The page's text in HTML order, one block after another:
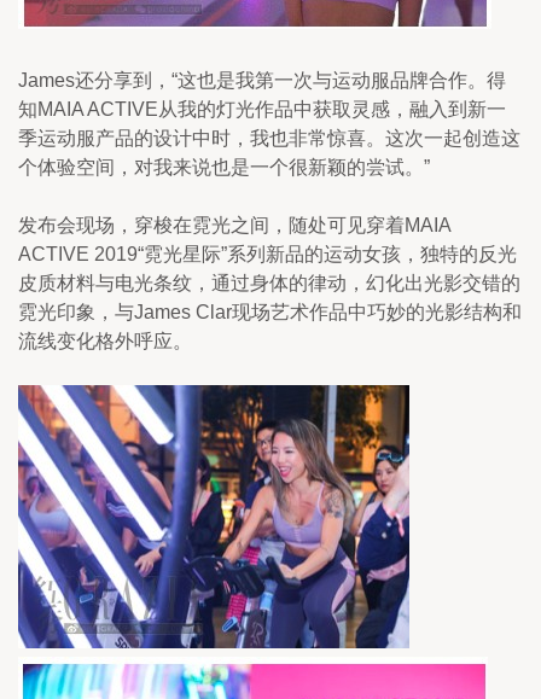
James还分享到，“这也是我第一次与运动服品牌合作。得
知MAIA ACTIVE从我的灯光作品中获取灵感，融入到新一
季运动服产品的设计中时，我也非常惊喜。这次一起创造这
个体验空间，对我来说也是一个很新颖的尝试。”
发布会现场，穿梭在霓光之间，随处可见穿着MAIA
ACTIVE 2019“霓光星际”系列新品的运动女孩，独特的反光
皮质材料与电光条纹，通过身体的律动，幻化出光影交错的
霓光印象，与James Clar现场艺术作品中巧妙的光影结构和
流线变化格外呼应。